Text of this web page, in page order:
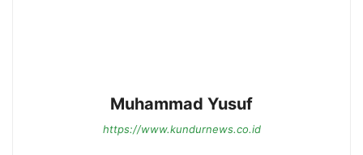
Muhammad Yusuf
https://www.kundurnews.co.id